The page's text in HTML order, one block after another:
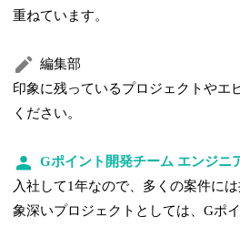
重ねています。
編集部
印象に残っているプロジェクトやエ
ください。
Gポイント開発チーム エンジニ
入社して1年なので、多くの案件に
象深いプロジェクトとしては、Gポ